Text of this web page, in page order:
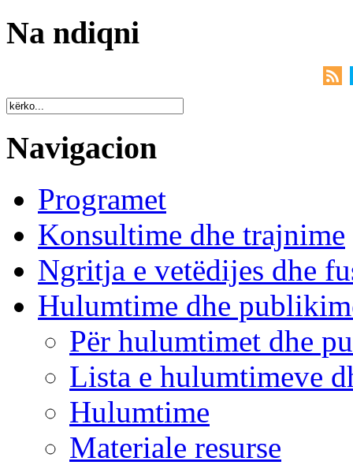
Na ndiqni
Navigacion
Programet
Konsultime dhe trajnime
Ngritja e vetëdijes dhe
Hulumtime dhe
Për hulumtimet dhe
Lista e hulumtimeve
Hulumtime
Materiale resurse